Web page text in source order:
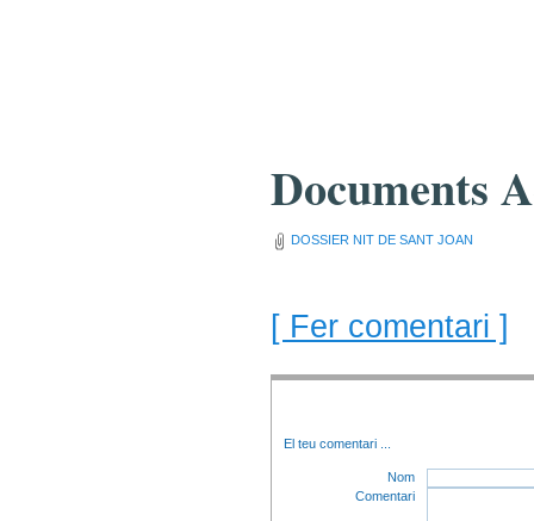
Documents
DOSSIER NIT DE SANT JOAN
[ Fer comentari ]
El teu comentari
Nom
Comentari